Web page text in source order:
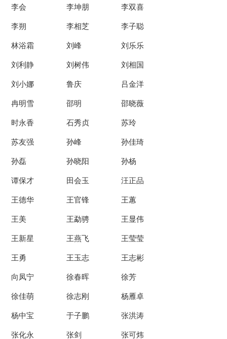
李会
李坤朋
李双喜
李朔
李相芝
李子聪
林浴霜
刘峰
刘乐乐
刘利静
刘树伟
刘相国
刘小娜
鲁庆
吕金洋
冉明雪
邵明
邵晓薇
时永香
石秀贞
苏玲
苏友强
孙峰
孙佳琦
孙磊
孙晓阳
孙杨
谭保才
田会玉
汪正品
王德华
王官锋
王蕙
王美
王勐骋
王显伟
王新星
王燕飞
王莹莹
王勇
王玉志
王志彬
向凤宁
徐春晖
徐芳
徐佳萌
徐志刚
杨雁卓
杨中宝
于子鹏
张洪涛
张化永
张剑
张可炜